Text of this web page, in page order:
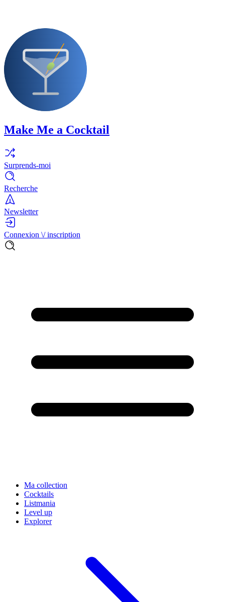
Make Me a Cocktail
Surprends-moi
Recherche
Newsletter
Connexion \/ inscription
Ma collection
Cocktails
Listmania
Level up
Explorer